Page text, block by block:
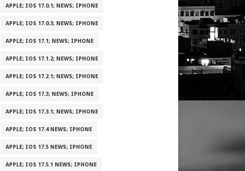
APPLE; IOS 17.0.1; NEWS; IPHONE
APPLE; IOS 17.0.3; NEWS; IPHONE
APPLE; IOS 17.1; NEWS; IPHONE
APPLE; IOS 17.1.2; NEWS; IPHONE
APPLE; IOS 17.2.1; NEWS; IPHONE
APPLE; IOS 17.3; NEWS; IPHONE
APPLE; IOS 17.3.1; NEWS; IPHONE
APPLE; IOS 17.4 NEWS; IPHONE
APPLE; IOS 17.5 NEWS; IPHONE
APPLE; IOS 17.5.1 NEWS; IPHONE